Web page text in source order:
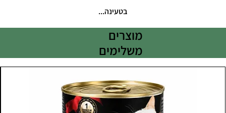
בטעינה...
מוצרים
משלימים